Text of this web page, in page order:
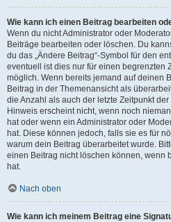
Wie kann ich einen Beitrag bearbeiten
Wenn du nicht Administrator oder
Beiträge bearbeiten oder löschen. Du
du das „Ändere Beitrag“-Symbol für den
eventuell ist dies nur für einen begrenzten
möglich. Wenn bereits jemand auf deinen
Beitrag in der Themenansicht als
die Anzahl als auch der letzte Zeitpunkt
Hinweis erscheint nicht, wenn noch
hat oder wenn ein Administrator oder
hat. Diese können jedoch, falls sie es für
warum dein Beitrag überarbeitet wurde.
einen Beitrag nicht löschen können, wenn
hat.
Nach oben
Wie kann ich meinem Beitrag eine